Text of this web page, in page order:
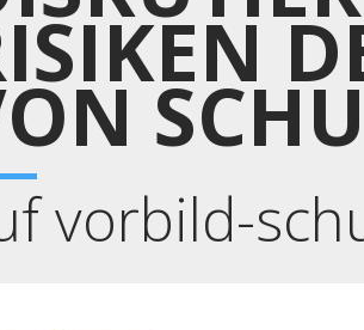
vorbild-